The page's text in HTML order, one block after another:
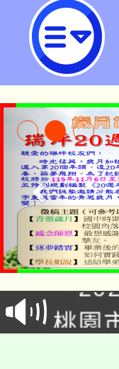
（
第一學期活
公告
代理(
「
車」
桃園